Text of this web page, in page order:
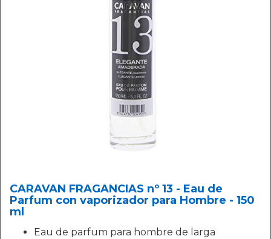
CARAVAN FRAGANCIAS nº 13 - Eau de
Parfum con vaporizador para Hombre - 150
ml
Eau de parfum para hombre de larga